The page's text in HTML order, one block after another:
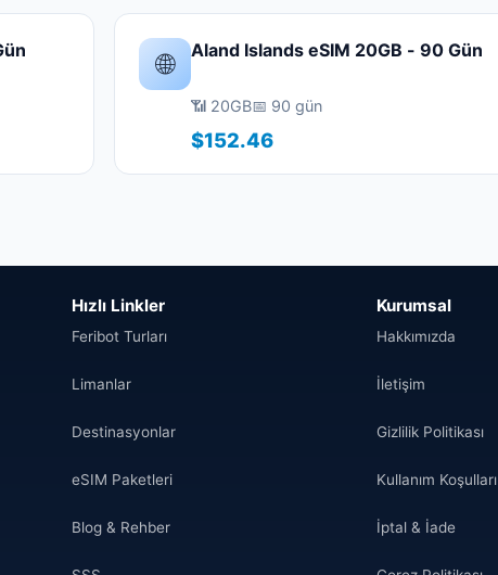
🌐 Aland Islands eSIM 20GB - 90 Gün
📶 20GB📅 90 gün
$152.46
Hızlı Linkler
Feribot Turları
Limanlar
Destinasyonlar
eSIM Paketleri
Blog & Rehber
Kurumsal
Hakkımızda
İletişim
Gizlilik Politikası
Kullanım Koşulları
İptal & İade